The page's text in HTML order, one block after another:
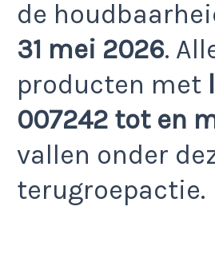
de
31 mei 2026.
producten met
007242 tot en
vallen onder
terugroepactie.